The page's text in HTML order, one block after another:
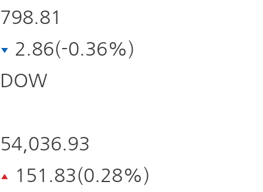
798.81
2.86(-0.36%)
DOW
54,036.93
151.83(0.28%)